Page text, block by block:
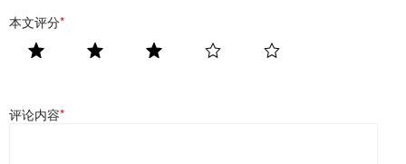
本文评分*
评论内容*